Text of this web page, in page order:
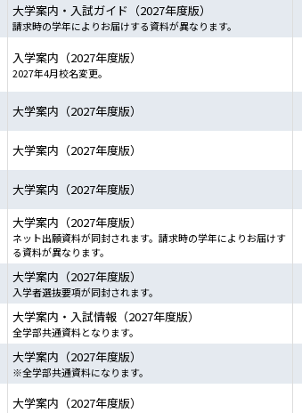
大学案内・入試ガイド（2027年度版）
請求時の学年によりお届けする資料が異なります。
入学案内（2027年度版）
2027年4月校名変更。
大学案内（2027年度版）
大学案内（2027年度版）
大学案内（2027年度版）
大学案内（2027年度版）
ネット出願資料が同封されます。請求時の学年によりお届けす
る資料が異なります。
大学案内（2027年度版）
入学者選抜要項が同封されます。
大学案内・入試情報（2027年度版）
全学部共通資料となります。
大学案内（2027年度版）
※全学部共通資料になります。
大学案内（2027年度版）